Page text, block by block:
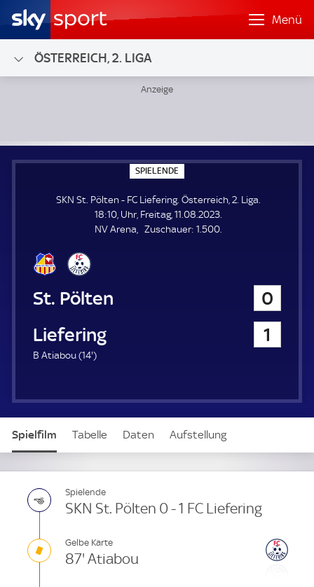
Menü
ÖSTERREICH, 2. LIGA
SPIELENDE
P
E
L
E
N
SKN St. Pölten - FC Liefering. Österreich, 2. Liga.
18:10, Uhr, Freitag, 11.08.2023.
NV Arena
Zuschauer: Z1.500.
SKN St. Pölten
0
FC Liefering
1
B Atiabou (14'1
u
t
)
Spielfilm Tabelle Daten Aufstellung
Spielende
SKN St. Pölten 0 - 1 FC Liefering
Gelbe Karte
87' Atiabou